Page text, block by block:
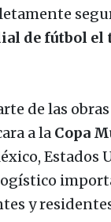
de fútbol el
de las
a la Copa
Estados
y